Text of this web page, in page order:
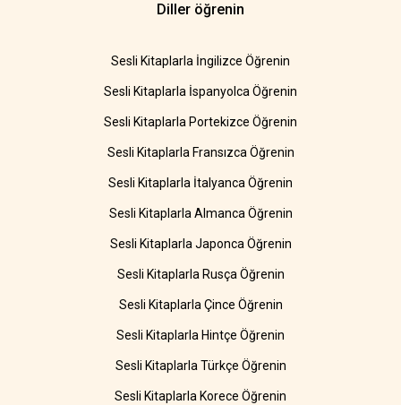
Diller öğrenin
Sesli Kitaplarla İngilizce Öğrenin
Sesli Kitaplarla İspanyolca Öğrenin
Sesli Kitaplarla Portekizce Öğrenin
Sesli Kitaplarla Fransızca Öğrenin
Sesli Kitaplarla İtalyanca Öğrenin
Sesli Kitaplarla Almanca Öğrenin
Sesli Kitaplarla Japonca Öğrenin
Sesli Kitaplarla Rusça Öğrenin
Sesli Kitaplarla Çince Öğrenin
Sesli Kitaplarla Hintçe Öğrenin
Sesli Kitaplarla Türkçe Öğrenin
Sesli Kitaplarla Korece Öğrenin